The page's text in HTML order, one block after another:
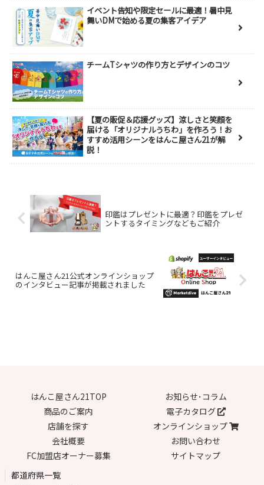
イベント告知や限定セールに最適！暑中見
舞いDMで始める夏の集客アイデア
チームTシャツの作り方とデザインのコツ
【夏の販促＆応援グッズ】涼しさと笑顔を
届ける「オリジナルうちわ」を作ろう！お
すすめ活用シーンをはんこ屋さん21が解
説！
印鑑はプレゼントに最適？印鑑をプレゼ
ントするタイミングなどもご紹介
はんこ屋さん21公式オンラインショップ
のインタビュー記事が掲載されました
はんこ屋さん21TOP
お知らせ･コラム
商品のご案内
電子カタログ
店舗を探す
オンラインショップ
会社概要
お問い合わせ
FC加盟店オーナー募集
サイトマップ
都道府県一覧